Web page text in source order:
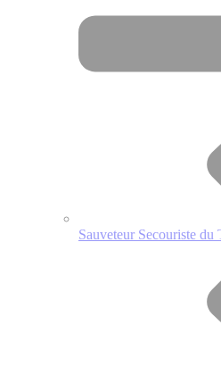
Sauveteur Secouriste du